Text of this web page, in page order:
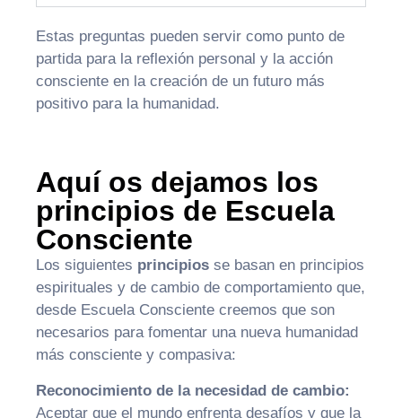
Estas preguntas pueden servir como punto de
partida para la reflexión personal y la acción
consciente en la creación de un futuro más
positivo para la humanidad.
Aquí os dejamos los
principios de Escuela
Consciente
Los siguientes principios se basan en principios
espirituales y de cambio de comportamiento que,
desde Escuela Consciente creemos que son
necesarios para fomentar una nueva humanidad
más consciente y compasiva:
Reconocimiento de la necesidad de cambio:
Aceptar que el mundo enfrenta desafíos y que la